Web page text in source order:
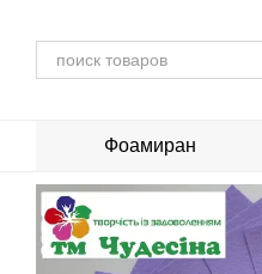
Фоамиран